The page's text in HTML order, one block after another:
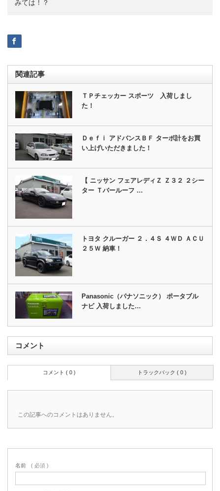
みては！？
関連記事
ＴＰチェッカー スポーツ 入荷しまし
た！
Ｄｅｆｉ アドバンスＢＦ ターボ計をお買
い上げいただきました！
【 ニッサン フェアレディＺ Ｚ３２ ２シー
ター Ｔバールーフ …
トヨタ クルーガー ２．４Ｓ ４ＷＤ ＡＣＵ
２５Ｗ 納車！
Panasonic（パナソニック） ポータブル
ナビ 入荷しました…
コメント
トラックバック ( 0 )
コメント ( 0 )
この記事へのコメントはありません。
名前 ( 必須 )